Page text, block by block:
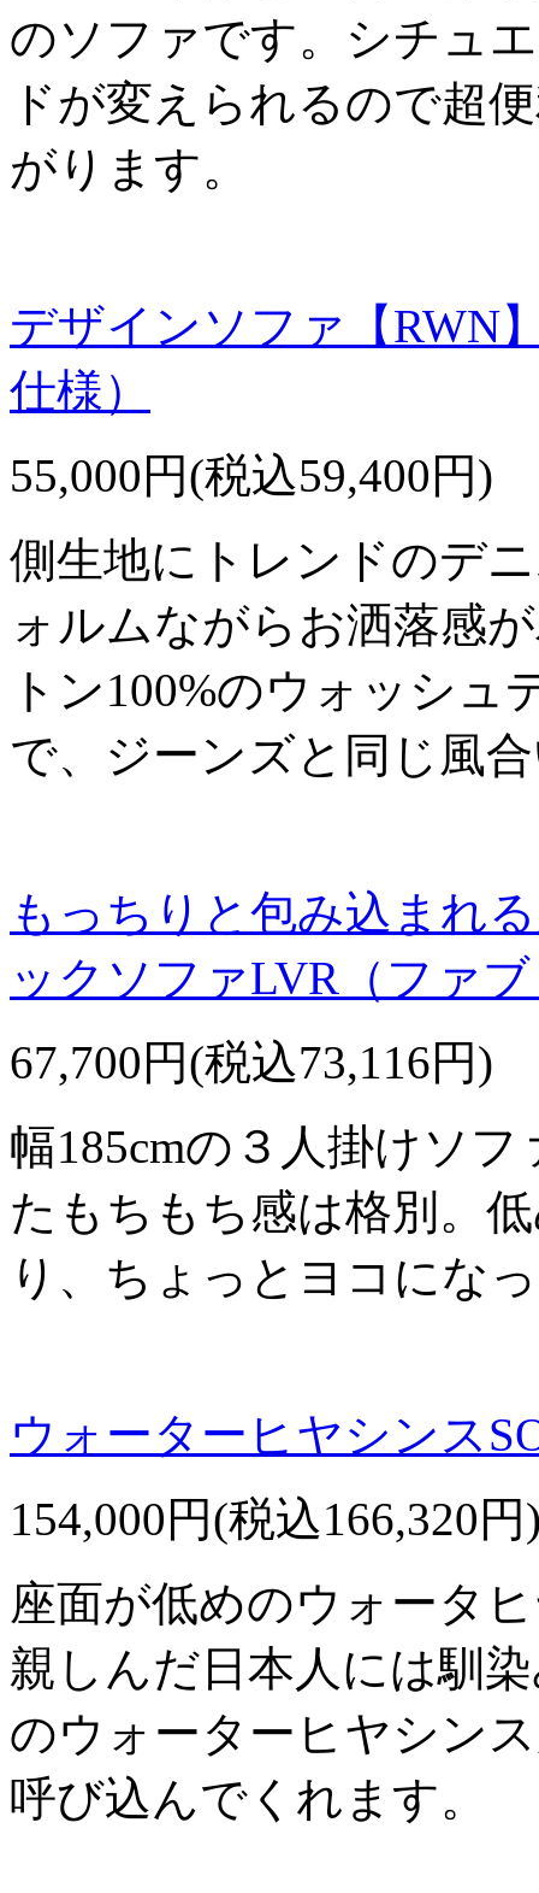
のソファです。シチュ
ドが変えられるので超
がります。
デザインソファ【RWN
仕様）
55,000円(税込59,400円)
側生地にトレンドのデ
ォルムながらお洒落感
トン100%のウォッシ
で、ジーンズと同じ風
もっちりと包み込まれ
ックソファLVR（ファ
67,700円(税込73,116円)
幅185cmの３人掛けソ
たもちもち感は格別。
り、ちょっとヨコにな
ウォーターヒヤシンス
154,000円(税込166,320円
座面が低めのウォータ
親しんだ日本人には馴
のウォーターヒヤシン
呼び込んでくれます。